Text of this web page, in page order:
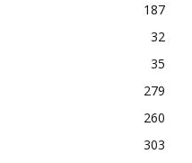
187
32
35
279
260
303